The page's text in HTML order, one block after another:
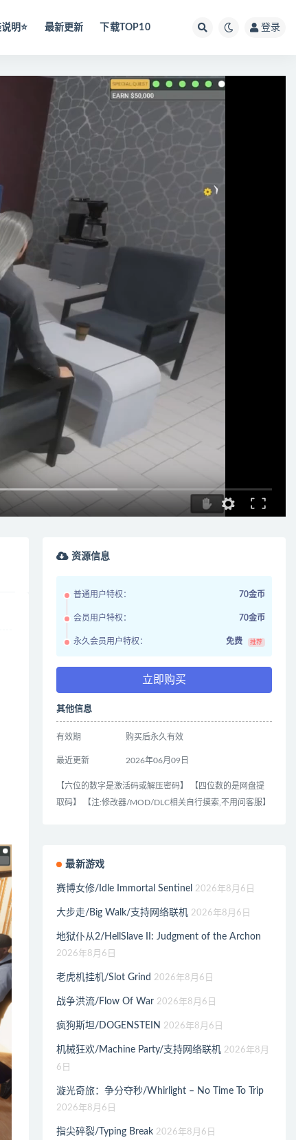
明⭐️ 最新更新 下载TOP10 登录
资源信息
普通用户特权： 70金币
会员用户特权： 70金币
永久会员用户特权： 免费 推荐
立即购买
其他信息
有效期 购买后永久有效
最近更新 2026年06月09日
【六位的数字是激活码或解压密码】 【四位数的是网盘提
取码】 【注:修改器/MOD/DLC相关自行摸索,不用问客服】
最新游戏
赛博女修/Idle Immortal Sentinel 2026年8月6日
大步走/Big Walk/支持网络联机 2026年8月6日
地狱仆从2/HellSlave II: Judgment of the Archon
2026年8月6日
老虎机挂机/Slot Grind 2026年8月6日
战争洪流/Flow Of War 2026年8月6日
疯狗斯坦/DOGENSTEIN 2026年8月6日
机械狂欢/Machine Party/支持网络联机 2026年8月
6日
漩光奇旅：争分夺秒/Whirlight – No Time To Trip
2026年8月6日
指尖碎裂/Typing Break 2026年8月6日